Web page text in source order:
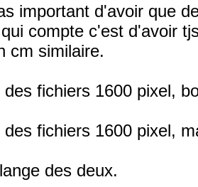
important d'avoir que
compte c'est d'avoir
cm similaire.
fichiers 1600 pixel,
fichiers 1600 pixel,
des deux.